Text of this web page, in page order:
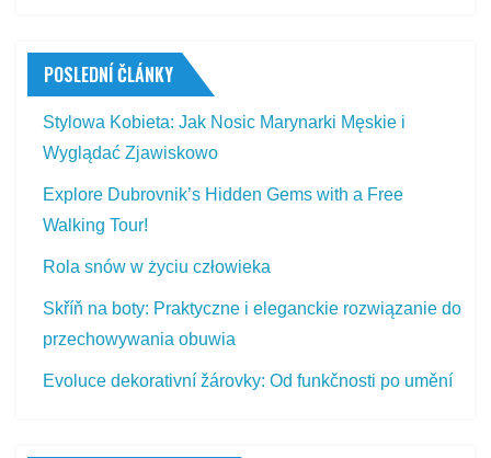
POSLEDNÍ ČLÁNKY
Stylowa Kobieta: Jak Nosic Marynarki Męskie i
Wyglądać Zjawiskowo
Explore Dubrovnik’s Hidden Gems with a Free
Walking Tour!
Rola snów w życiu człowieka
Skříň na boty: Praktyczne i eleganckie rozwiązanie do
przechowywania obuwia
Evoluce dekorativní žárovky: Od funkčnosti po umění